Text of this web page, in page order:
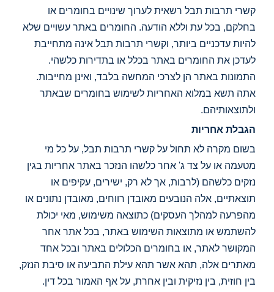
קשרי תרבות תבל רשאית לערוך שינויים בחומרים או
בחלקם, בכל עת וללא הודעה. החומרים באתר עשויים שלא
להיות עדכניים ביותר, וקשרי תרבות תבל אינה מתחייבת
לעדכן את החומרים באתר בכלל או בתדירות כלשהי.
התמונות באתר הן לצרכי המחשה בלבד, ואינן מחייבות.
אתה תשא במלוא האחריות לשימוש בחומרים שבאתר
ולתוצאותיהם.
הגבלת אחריות
בשום מקרה לא תחול על קשרי תרבות תבל, על כל מי
מטעמה או על צד ג' אחר כלשהו הנזכר באתר אחריות בגין
נזקים כלשהם (לרבות, אך לא רק, ישירים, עקיפים או
תוצאתיים, אלה הנובעים מאובדן רווחים, מאובדן נתונים או
מהפרעה למהלך העסקים) כתוצאה משימוש, מאי יכולת
להשתמש או מתוצאות השימוש באתר, בכל אתר אחר
המקושר לאתר, או בחומרים הכלולים באתר ובכל אחד
מאתרים אלה, תהא אשר תהא עילת התביעה או סיבת הנזק,
בין חוזית, בין נזיקית ובין אחרת, על אף האמור בכל דין.